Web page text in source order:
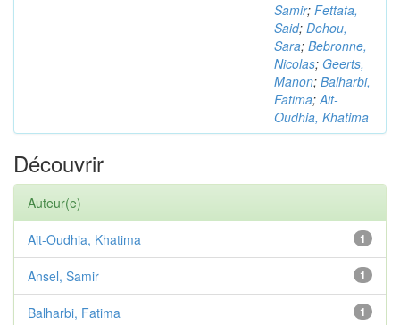
Samir; Fettata,
Said; Dehou,
Sara; Bebronne,
Nicolas; Geerts,
Manon; Balharbi,
Fatima;Ait-
Oudhia, Khatima
Découvrir
Auteur(e)
1
Ait-Oudhia, Khatima
1
Ansel, Samir
1
Balharbi, Fatima